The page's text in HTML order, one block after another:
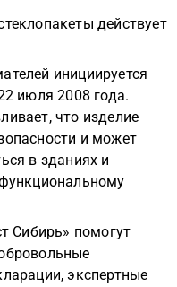
действует
инициируется
июля 2008 года.
что изделие
и может
в зданиях и
Сибирь» помогут
экспертные